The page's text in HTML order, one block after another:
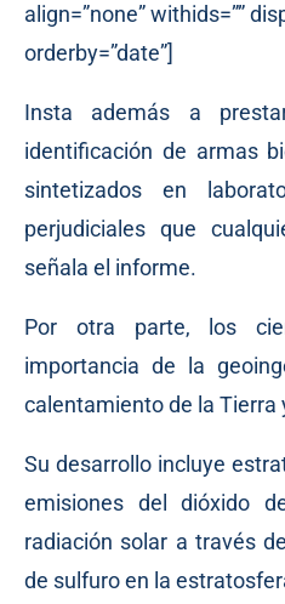
align=”none” withids=””
orderby=”date”]
Insta además a
identificación de armas
sintetizados en
perjudiciales que
señala el informe.
Por otra parte, los
importancia de la
calentamiento de la Tierra
Su desarrollo incluye
emisiones del dióxido
radiación solar a través
de sulfuro en la